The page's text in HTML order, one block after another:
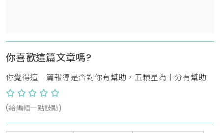
你喜歡這篇文章嗎?
你覺得這一篇報導是否對你有幫助，五顆星為十分有幫助
(給編輯一點鼓勵)